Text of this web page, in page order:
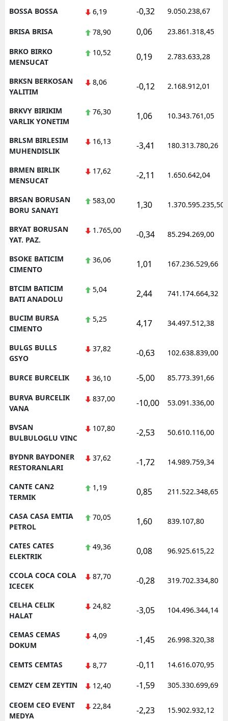
BOSSA BOSSA 6,19 -0,32 9.050.238,67
BRISA BRISA 78,90 0,06 23.861.318,45
BRKO BIRKO
MENSUCAT
10,52 0,19 2.783.633,28
BRKSN BERKOSAN
YALITIM
8,06 -0,12 2.168.912,01
BRKVY BIRIKIM
VARLIK YONETIM
76,30 1,06 10.343.761,05
BRLSM BIRLESIM
MUHENDISLIK
16,13 -3,41 180.313.780,26
BRMEN BIRLIK
MENSUCAT
17,62 -2,11 1.650.642,04
BRSAN BORUSAN
BORU SANAYI
583,00 1,30 1.370.595.235,50
BRYAT BORUSAN
YAT. PAZ.
1.765,00 -0,34 85.294.269,00
BSOKE BATICIM
CIMENTO
36,06 1,01 167.236.529,66
BTCIM BATICIM
BATI ANADOLU
5,04 2,44 741.174.664,32
BUCIM BURSA
CIMENTO
5,25 4,17 34.497.512,38
BULGS BULLS
GSYO
37,82 -0,63 102.638.839,00
BURCE BURCELIK 36,10 -5,00 85.773.391,66
BURVA BURCELIK
VANA
837,00 -10,00 53.091.336,00
BVSAN
BULBULOGLU VINC
107,80 -2,53 50.610.116,00
BYDNR BAYDONER
RESTORANLARI
37,62 -1,72 14.989.759,34
CANTE CAN2
TERMIK
1,19 0,85 211.522.348,65
CASA CASA EMTIA
PETROL
70,05 1,60 839.107,80
CATES CATES
ELEKTRIK
49,36 0,08 96.925.615,22
CCOLA COCA COLA
ICECEK
87,70 -0,28 319.702.334,80
CELHA CELIK
HALAT
24,82 -3,05 104.496.344,14
CEMAS CEMAS
DOKUM
4,09 -1,45 26.998.320,38
CEMTS CEMTAS 8,77 -0,11 14.616.070,95
CEMZY CEM ZEYTIN 12,40 -1,59 305.330.699,69
CEOEM CEO EVENT
MEDYA
22,84 -2,23 15.902.932,12